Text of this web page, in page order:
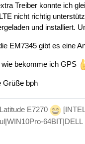
Treiber konnte ich
nicht richtig
und installiert.
EM7345 gibt es eine
wie bekomme ich GPS
Grüße bph
E7270